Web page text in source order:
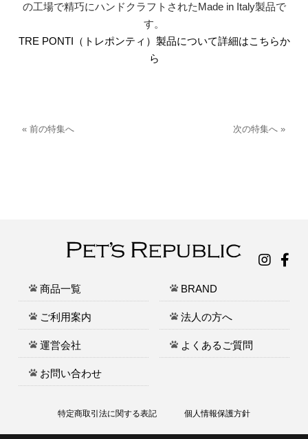
の工場で精巧にハンドクラフトされたMade in Italy製品で
す。
TRE PONTI（トレポンティ）製品について詳細はこちらか
ら
« 前の特集へ 次の特集へ »
商品一覧 BRAND
ご利用案内 法人の方へ
運営会社 よくあるご質問
お問い合わせ
特定商取引法に関する表記 個人情報保護方針